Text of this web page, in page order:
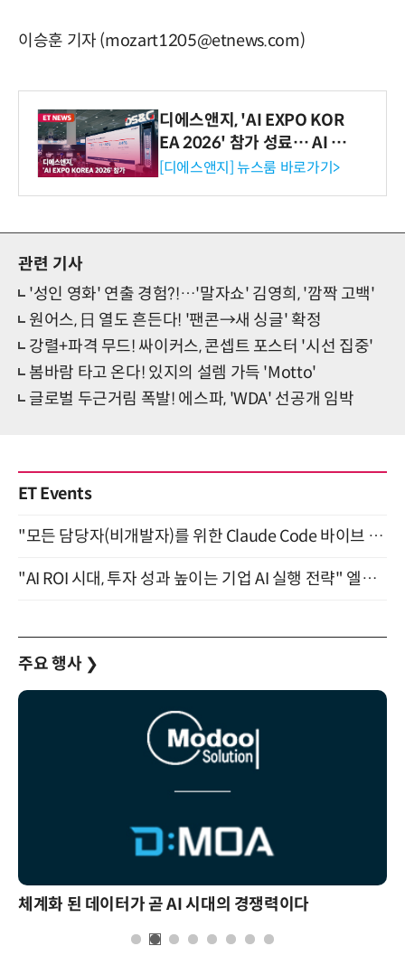
이승훈 기자 (mozart1205@etnews.com)
디에스앤지, 'AI EXPO KOR
EA 2026' 참가 성료… AI 전
생애주기 아우르는 통합 솔루
[디에스앤지] 뉴스룸 바로가기>
관련 기사
'성인 영화' 연출 경험?!…'말자쇼' 김영희, '깜짝 고백'
원어스, 日 열도 흔든다! '팬콘→새 싱글' 확정
강렬+파격 무드! 싸이커스, 콘셉트 포스터 '시선 집중'
봄바람 타고 온다! 있지의 설렘 가득 'Motto'
글로벌 두근거림 폭발! 에스파, 'WDA' 선공개 임박
ET Events
"모든 담당자(비개발자)를 위한 Claude Code 바이브 코딩 2-day 부트캠프" 9월 16~17일 개최
"AI ROI 시대, 투자 성과 높이는 기업 AI 실행 전략" 엘타워 6층 (9월 18일)
주요 행사 ❯
체계화 된 데이터가 곧 AI 시대의 경쟁력이다